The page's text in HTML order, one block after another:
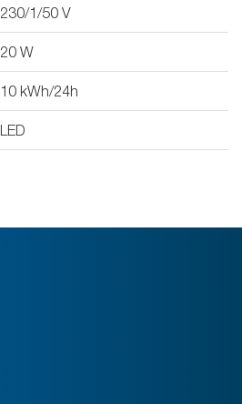
230/1/50 V
20 W
10 kWh/24h
LED